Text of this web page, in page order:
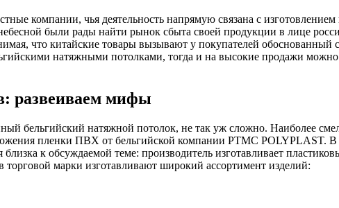
компании, чья деятельность напрямую связана с
были рады найти рынок сбыта своей продукции в лице
что китайские товары вызывают у покупателей обоснованный
натяжными потолками, тогда и на высокие продажи можно
развеиваем мифы
бельгийский натяжной потолок, не так уж сложно. Наиболее
пленки ПВХ от бельгийской компании PTMC POLYPLAST. В
к обсуждаемой теме: производитель изготавливает
марки изготавливают широкий ассортимент изделий: